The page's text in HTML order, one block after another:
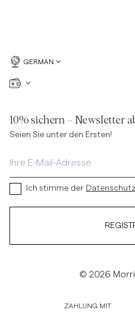
GERMAN
10% sichern – Newsletter
Seien Sie unter den Ersten!
Ich stimme der
© 2026
ZAHLUNG MIT